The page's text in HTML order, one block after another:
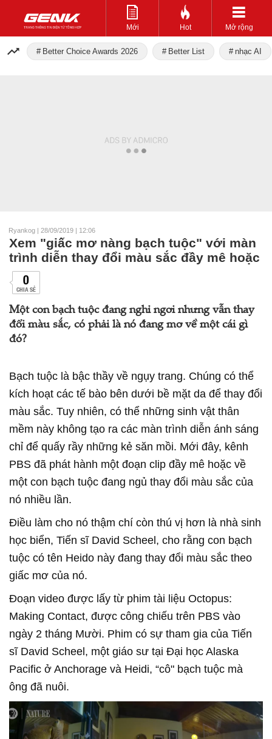
Mới Hot Mở rộng
Better Choice Awards 2026 Better List nhạc AI
Ryankog | 28/09/2019 | 12:06
Xem "giấc mơ nàng bạch tuộc" với màn
trình diễn thay đổi màu sắc đầy mê hoặc
0
CHIA SẺ
Một con bạch tuộc đang nghỉ ngơi nhưng vẫn thay
đổi màu sắc, có phải là nó đang mơ về một cái gì
đó?
Bạch tuộc là bậc thầy về ngụy trang. Chúng có thể
kích hoạt các tế bào bên dưới bề mặt da để thay đổi
màu sắc. Tuy nhiên, có thể những sinh vật thân
mềm này không tạo ra các màn trình diễn ánh sáng
chỉ để quấy rầy những kẻ săn mồi. Mới đây, kênh
PBS đã phát hành một đoạn clip đầy mê hoặc về
một con bạch tuộc đang ngủ thay đổi màu sắc của
nó nhiều lần.
Điều làm cho nó thậm chí còn thú vị hơn là nhà sinh
học biển, Tiến sĩ David Scheel, cho rằng con bạch
tuộc có tên Heido này đang thay đổi màu sắc theo
giấc mơ của nó.
Đoạn video được lấy từ phim tài liệu Octopus:
Making Contact, được công chiếu trên PBS vào
ngày 2 tháng Mười. Phim có sự tham gia của Tiến
sĩ David Scheel, một giáo sư tại Đại học Alaska
Pacific ở Anchorage và Heidi, “cô" bạch tuộc mà
ông đã nuôi.